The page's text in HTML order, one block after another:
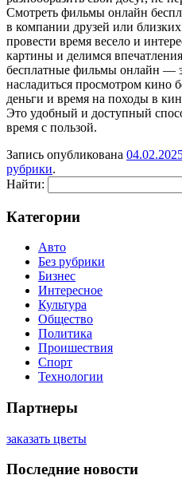
Смотреть фильмы онлайн
в компании друзей или
провести время весело и
картины и делимся
бесплатные фильмы онлайн —
насладиться просмотром кино
деньги и время на походы в
Это удобный и доступный
время с пользой.
Запись опубликована
рубрики.
Найти:
Категории
Авто
Без рубрики
Бизнес
Интересное
Культура
Общество
Политика
Проишествия
Спорт
Технологии
Партнеры
заказать цветы
Последние новости